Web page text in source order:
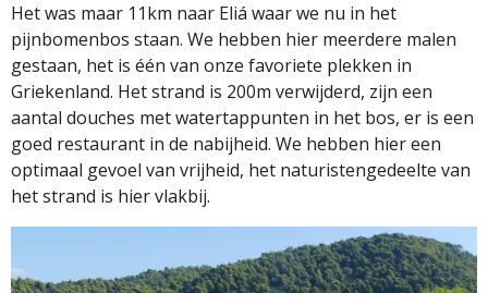
Het was maar 11km naar Eliá waar we nu in het
pijnbomenbos staan. We hebben hier meerdere malen
gestaan, het is één van onze favoriete plekken in
Griekenland. Het strand is 200m verwijderd, zijn een
aantal douches met watertappunten in het bos, er is een
goed restaurant in de nabijheid. We hebben hier een
optimaal gevoel van vrijheid, het naturistengedeelte van
het strand is hier vlakbij.